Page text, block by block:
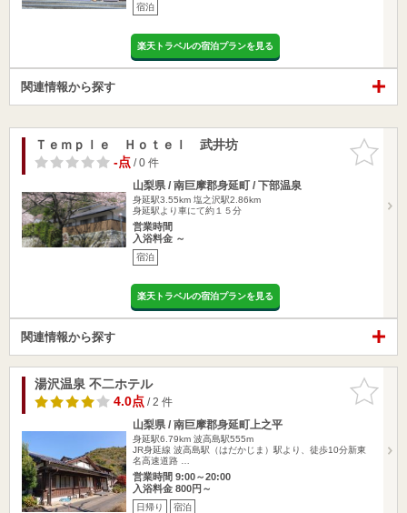
宿泊
楽天トラベルの宿泊プランを見る
関連情報から探す
お気に入
りに追加
Ｔｅｍｐｌｅ Ｈｏｔｅｌ 武井坊
-点/ 0 件
山梨県 / 南巨摩郡身延町 / 下部温泉
身延駅3.55km 塩之沢駅2.86km
身延駅より車にて約１５分
営業時間
入浴料金 ～
宿泊
楽天トラベルの宿泊プランを見る
関連情報から探す
お気に入
りに追加
湯沢温泉 不二ホテル
4.0点/ 2 件
山梨県 / 南巨摩郡身延町上之平
身延駅6.79km 波高島駅555m
JR身延線 波高島駅（はだかじま）駅より、徒歩10分新東
名高速道路 …
営業時間 9:00～20:00
入浴料金 800円～
日帰り 宿泊